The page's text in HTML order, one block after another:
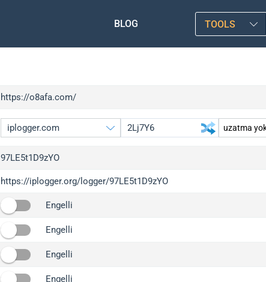
BLOG TOOLS
https://o8afa.com/
iplogger.org
wl.gl
ed.tc
iplogger.com
97LE5t1D9zYO
https://iplogger.org/logger/97LE5t1D9zYO
Engelli
Engelli
Engelli
Engelli